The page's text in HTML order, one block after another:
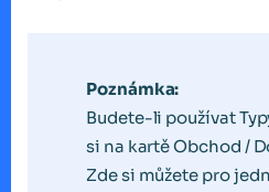
Poznámka:
Budete-li používat
si na kartě Obchod /
Zde si můžete pro